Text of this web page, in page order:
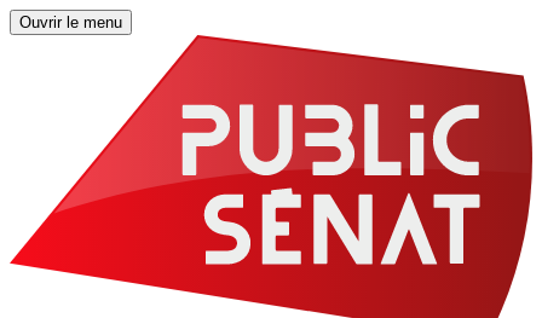
Ouvrir le menu